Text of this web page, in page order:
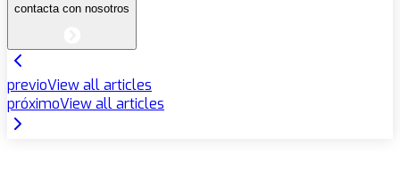
contacta con nosotros
previoView all articles
próximoView all articles